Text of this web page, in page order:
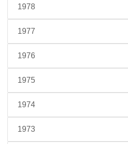
1978
1977
1976
1975
1974
1973